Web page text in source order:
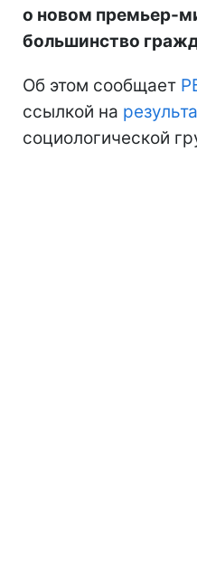
о новом премьер-
большинство
Об этом сообщает
ссылкой на
социологической